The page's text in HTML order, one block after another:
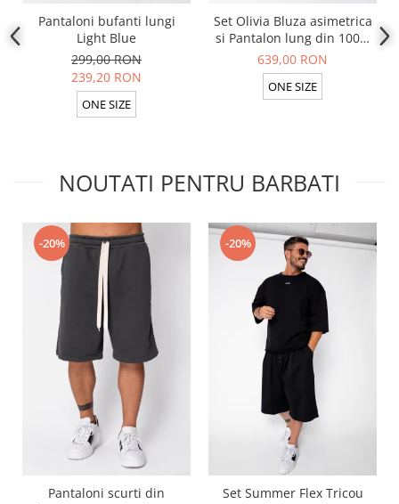
Pantaloni bufanti lungi
Light Blue
299,00 RON
239,20 RON
ONE SIZE
Set Olivia Bluza asimetrica
si Pantalon lung din 100%
in Light Olive
639,00 RON
ONE SIZE
NOUTATI PENTRU BARBATI
-20%
Pantaloni scurti din
-20%
Set Summer Flex Tricou